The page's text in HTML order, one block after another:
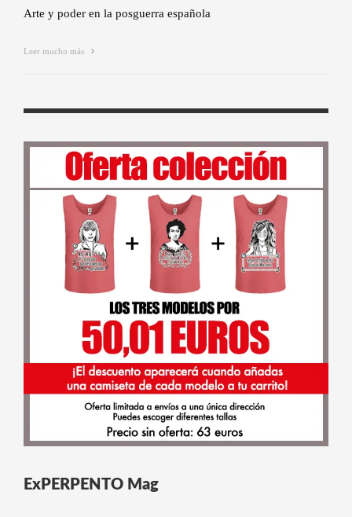
Arte y poder en la posguerra española
Leer mucho más
ExPERPENTO Mag